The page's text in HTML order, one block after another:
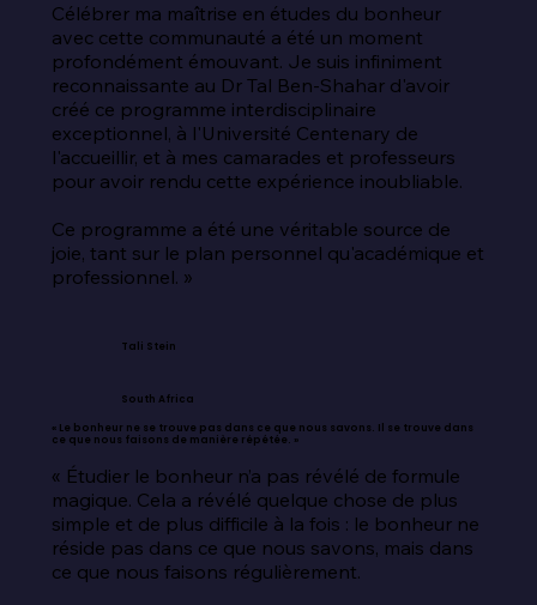
Célébrer ma maîtrise en études du bonheur
avec cette communauté a été un moment
profondément émouvant. Je suis infiniment
reconnaissante au Dr Tal Ben-Shahar d'avoir
créé ce programme interdisciplinaire
exceptionnel, à l'Université Centenary de
l'accueillir, et à mes camarades et professeurs
pour avoir rendu cette expérience inoubliable.
Ce programme a été une véritable source de
joie, tant sur le plan personnel qu'académique et
professionnel. »
Tali Stein
South Africa
« Le bonheur ne se trouve pas dans ce que nous savons. Il se trouve dans
ce que nous faisons de manière répétée. »
« Étudier le bonheur n’a pas révélé de formule
magique. Cela a révélé quelque chose de plus
simple et de plus difficile à la fois : le bonheur ne
réside pas dans ce que nous savons, mais dans
ce que nous faisons régulièrement.